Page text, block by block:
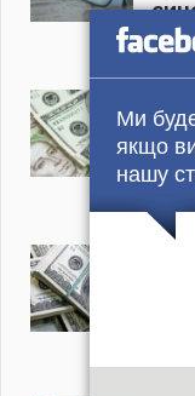
Ми
якщо
нашу
22
21
21